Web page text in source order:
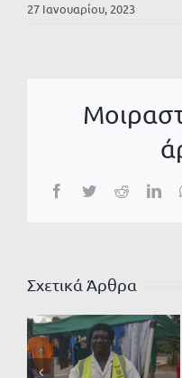
27 Ιανουαρίου, 2023
Facebook
TwitterReddit
Σχετικά Άρθρα